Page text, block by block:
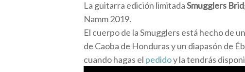
La guitarra edición limitadaSmugglers
Namm 2019.
El cuerpo de la Smugglers está hecho de
de Caoba de Honduras y un diapasón de
cuando hagas el pedidoy la tendrás